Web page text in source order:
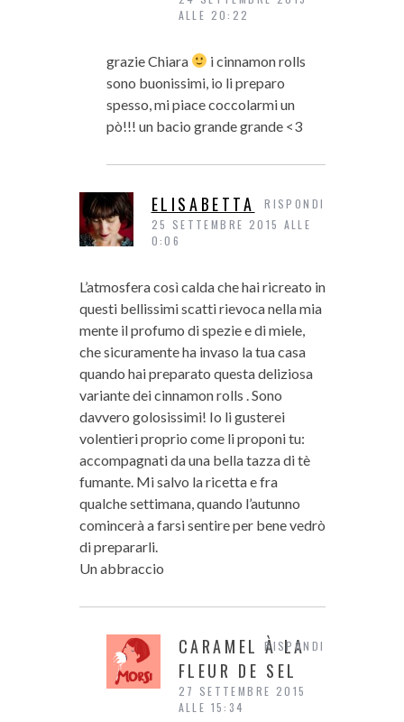
ALLE 20:22
grazie Chiara
i cinnamon rolls
sono buonissimi, io li preparo
spesso, mi piace coccolarmi un
pò!!! un bacio grande grande <3
ELISABETTA
25 SETTEMBRE 2015 ALLE
0:06
L’atmosfera così calda che hai ricreato in
questi bellissimi scatti rievoca nella mia
mente il profumo di spezie e di miele,
che sicuramente ha invaso la tua casa
quando hai preparato questa deliziosa
variante dei cinnamon rolls . Sono
davvero golosissimi! Io li gusterei
volentieri proprio come li proponi tu:
accompagnati da una bella tazza di tè
fumante. Mi salvo la ricetta e fra
qualche settimana, quando l’autunno
comincerà a farsi sentire per bene vedrò
di prepararli.
Un abbraccio
RISPONDI
CARAMEL À LA
FLEUR DE SEL
27 SETTEMBRE 2015
ALLE 15:34
RISPONDI